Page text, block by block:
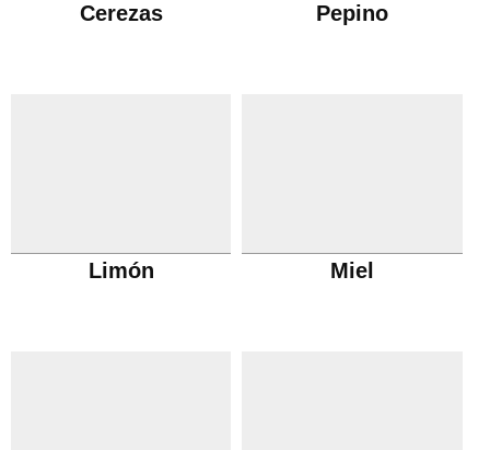
Cerezas Pepino
Limón Miel